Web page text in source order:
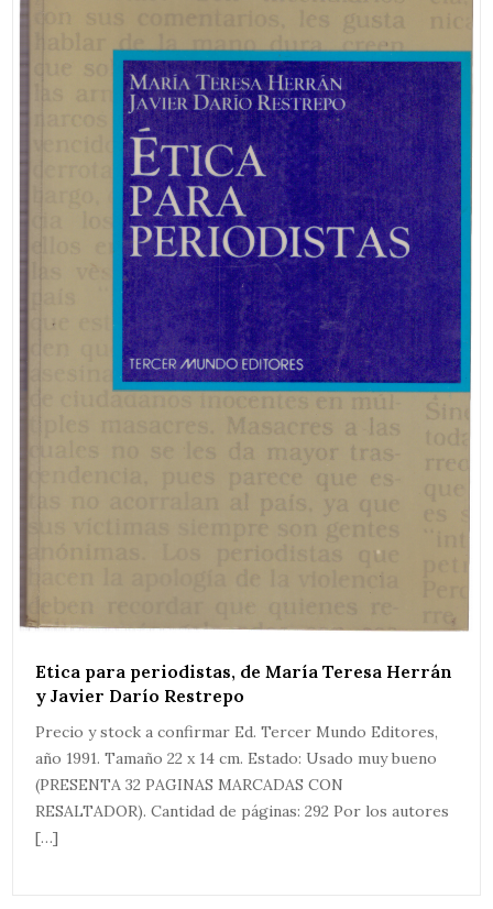
Etica para periodistas, de María Teresa Herrán
y Javier Darío Restrepo
Precio y stock a confirmar Ed. Tercer Mundo Editores,
año 1991. Tamaño 22 x 14 cm. Estado: Usado muy bueno
(PRESENTA 32 PAGINAS MARCADAS CON
RESALTADOR). Cantidad de páginas: 292 Por los autores
[…]